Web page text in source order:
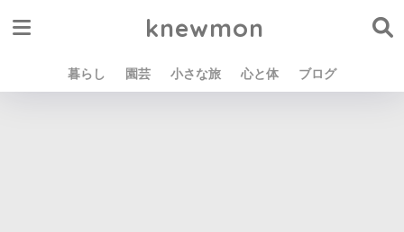
knewmon
暮らし 園芸 小さな旅 心と体 ブログ